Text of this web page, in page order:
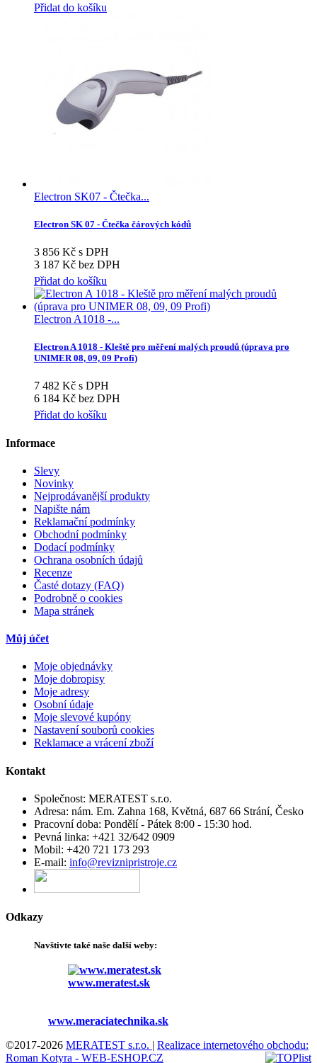
Přidat do košíku
Electron SK07 - Čtečka...
Electron SK 07 - Čtečka čárových kódů
3 856 Kč s DPH
3 187 Kč bez DPH
Přidat do košíku
Electron A1018 -...
Electron A 1018 - Kleště pro měření malých proudů (úprava pro
UNIMER 08, 09, 09 Profi)
7 482 Kč s DPH
6 184 Kč bez DPH
Přidat do košíku
Informace
Slevy
Novinky
Nejprodávanější produkty
Napište nám
Reklamační podmínky
Obchodní podmínky
Dodací podmínky
Ochrana osobních údajů
Recenze
Časté dotazy (FAQ)
Podrobně o cookies
Mapa stránek
Můj účet
Moje objednávky
Moje dobropisy
Moje adresy
Osobní údaje
Moje slevové kupóny
Nastavení souborů cookies
Reklamace a vrácení zboží
Kontakt
Společnost: MERATEST s.r.o.
Adresa: nám. Em. Zahna 168, Květná, 687 66 Strání, Česko
Pracovní doba: Pondělí - Pátek 8:00 - 15:30 hod.
Pevná linka: +421 32/642 0909
Mobil: +420 721 173 293
E-mail: info@reviznipristroje.cz
Odkazy
Navštivte také naše další weby:
www.meratest.sk
www.meraciatechnika.sk
©2017-2026 MERATEST s.r.o. | Realizace internetového obchodu:
Roman Kotyra - WEB-ESHOP.CZ